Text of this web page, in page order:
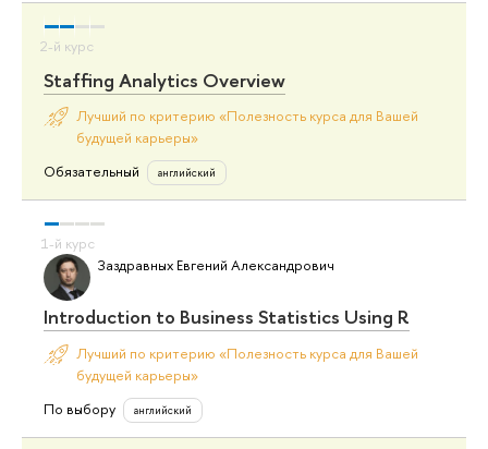
Staffing Analytics Overview
Лучший по критерию «Полезность курса для Вашей
будущей карьеры»
Обязательный
английский
Заздравных Евгений Александрович
Introduction to Business Statistics Using R
Лучший по критерию «Полезность курса для Вашей
будущей карьеры»
По выбору
английский